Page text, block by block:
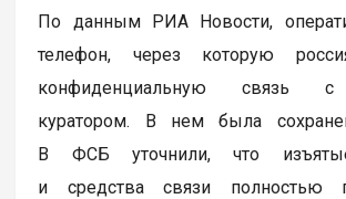
По данным РИА Новости,
телефон, через которую
конфиденциальную связь с
куратором. В нем была
В ФСБ уточнили, что
и средства связи полностью